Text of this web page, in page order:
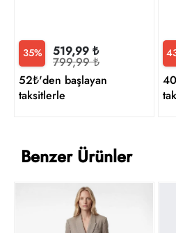
35% 519,99 ₺
799,99 ₺
52₺'den başlayan
taksitlerle
Benzer Ürünler